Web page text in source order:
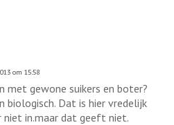
om 15:58
met gewone suikers en boter?
biologisch. Dat is hier vredelijk
niet in.maar dat geeft niet.